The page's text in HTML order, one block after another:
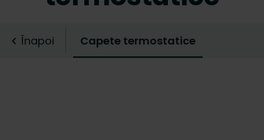
Înapoi Capete termostatice